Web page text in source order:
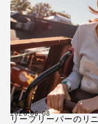
リープリーパーのリ
2026.06.08